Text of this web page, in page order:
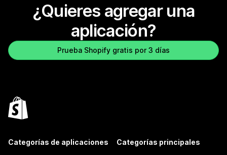
¿Quieres agregar una
aplicación?
Prueba Shopify gratis por 3 días
Categorías de aplicaciones Categorías principales